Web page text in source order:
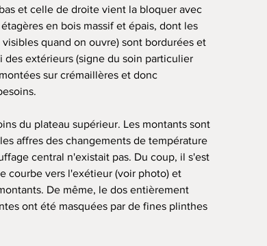
et celle de droite vient la bloquer avec
en bois massif et épais, dont les
quand on ouvre) sont bordurées et
extérieurs (signe du soin particulier
sur crémaillères et donc
du plateau supérieur. Les montants sont
affres des changements de température
central n'existait pas. Du coup, il s'est
courbe vers l'exétieur (voir photo) et
De même, le dos entièrement
ont été masquées par de fines plinthes